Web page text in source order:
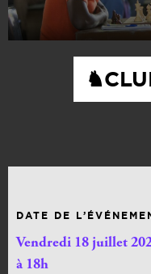
DATE DE
Vendredi 18 juillet
à 18h